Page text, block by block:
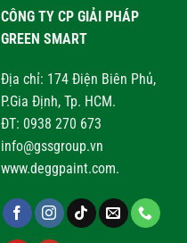
CÔNG TY CP GIẢI PHÁP
GREEN SMART
Địa chỉ: 174 Điện Biên Phủ,
P.Gia Định, Tp. HCM.
ĐT: 0938 270 673
info@gssgroup.vn
www.deggpaint.com.